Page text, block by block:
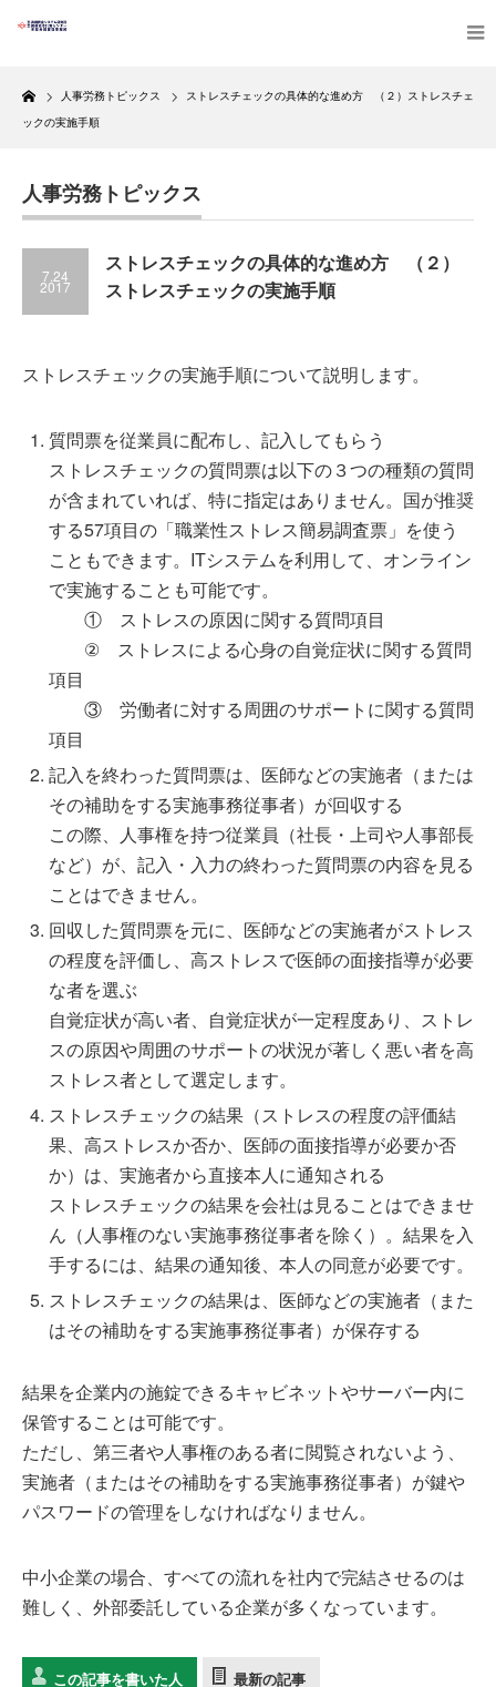
Home
人事労務トピックス ストレスチェックの具体的な進め方 （２）ストレスチェ
ックの実施手順
人事労務トピックス
7.24
2017
ストレスチェックの具体的な進め方 （２）
ストレスチェックの実施手順
ストレスチェックの実施手順について説明します。
質問票を従業員に配布し、記入してもらう
ストレスチェックの質問票は以下の３つの種類の質問
が含まれていれば、特に指定はありません。国が推奨
する57項目の「職業性ストレス簡易調査票」を使う
こともできます。ITシステムを利用して、オンライン
で実施することも可能です。
① ストレスの原因に関する質問項目
② ストレスによる心身の自覚症状に関する質問
項目
③ 労働者に対する周囲のサポートに関する質問
項目
記入を終わった質問票は、医師などの実施者（または
その補助をする実施事務従事者）が回収する
この際、人事権を持つ従業員（社長・上司や人事部長
など）が、記入・入力の終わった質問票の内容を見る
ことはできません。
回収した質問票を元に、医師などの実施者がストレス
の程度を評価し、高ストレスで医師の面接指導が必要
な者を選ぶ
自覚症状が高い者、自覚症状が一定程度あり、ストレ
スの原因や周囲のサポートの状況が著しく悪い者を高
ストレス者として選定します。
ストレスチェックの結果（ストレスの程度の評価結
果、高ストレスか否か、医師の面接指導が必要か否
か）は、実施者から直接本人に通知される
ストレスチェックの結果を会社は見ることはできませ
ん（人事権のない実施事務従事者を除く）。結果を入
手するには、結果の通知後、本人の同意が必要です。
ストレスチェックの結果は、医師などの実施者（また
はその補助をする実施事務従事者）が保存する
結果を企業内の施錠できるキャビネットやサーバー内に
保管することは可能です。
ただし、第三者や人事権のある者に閲覧されないよう、
実施者（またはその補助をする実施事務従事者）が鍵や
パスワードの管理をしなければなりません。
中小企業の場合、すべての流れを社内で完結させるのは
難しく、外部委託している企業が多くなっています。
この記事を書いた人 最新の記事